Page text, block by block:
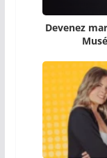
Devenez